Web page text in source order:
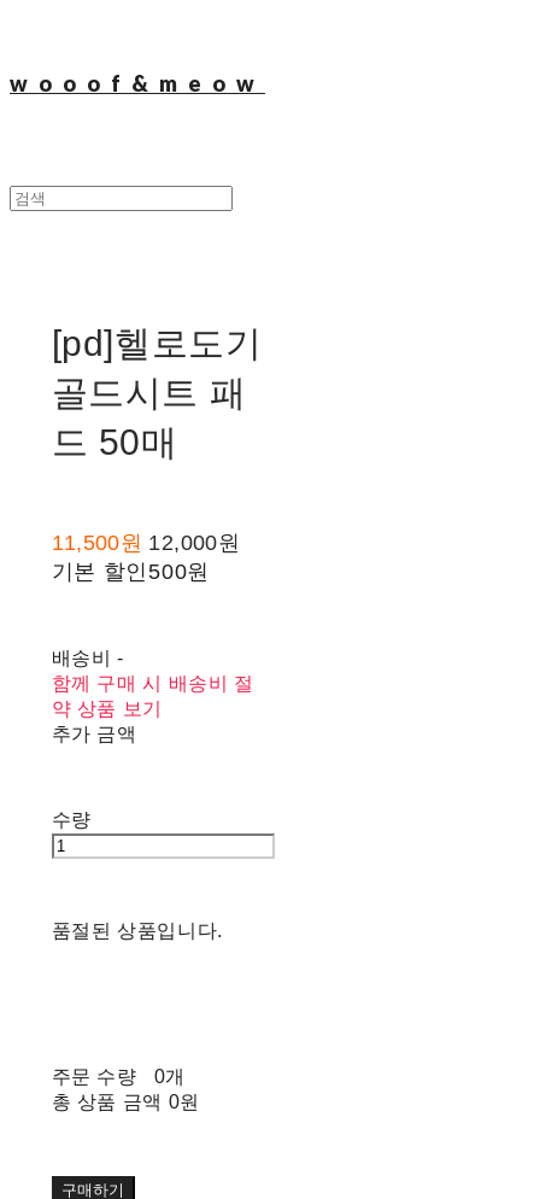
wooof&meow
[pd]헬로도기
골드시트 패
드 50매
11,500원 12,000원
기본 할인500원
배송비-
함께 구매 시 배송비 절
약 상품 보기
추가 금액
수량
품절된 상품입니다.
주문 수량
0개
총 상품 금액 0원
구매하기